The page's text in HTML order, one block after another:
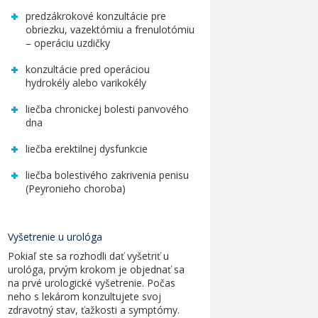
predzákrokové konzultácie pre
obriezku, vazektómiu a frenulotómiu
– operáciu uzdičky
konzultácie pred operáciou
hydrokély alebo varikokély
liečba chronickej bolesti panvového
dna
liečba erektilnej dysfunkcie
liečba bolestivého zakrivenia penisu
(Peyronieho choroba)
Vyšetrenie u urológa
Pokiaľ ste sa rozhodli dať vyšetriť u
urológa, prvým krokom je objednať sa
na prvé urologické vyšetrenie. Počas
neho s lekárom konzultujete svoj
zdravotný stav, ťažkosti a symptómy.